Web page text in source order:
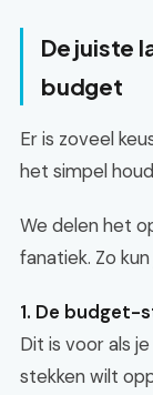
De juiste
budget
Er is zoveel
het simpel
We delen het
fanatiek. Zo
1. De
Dit is voor als
stekken wilt